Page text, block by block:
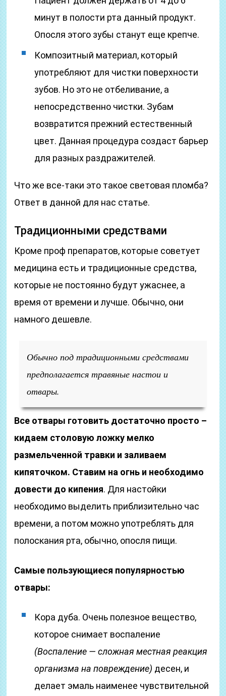
минут в полости рта данный продукт.
Опосля этого зубы станут еще крепче.
Композитный материал, который
употребляют для чистки поверхности
зубов. Но это не отбеливание, а
непосредственно чистки. Зубам
возвратится прежний естественный
цвет. Данная процедура создаст барьер
для разных раздражителей.
Что же все-таки это такое световая пломба?
Ответ в данной для нас статье.
Традиционными средствами
Кроме проф препаратов, которые советует
медицина есть и традиционные средства,
которые не постоянно будут ужаснее, а
время от времени и лучше. Обычно, они
намного дешевле.
Обычно под традиционными средствами
предполагается травяные настои и
отвары.
Все отвары готовить достаточно просто –
кидаем столовую ложку мелко
размельченной травки и заливаем
кипяточком. Ставим на огнь и необходимо
довести до кипения. Для настойки
необходимо выделить приблизительно час
времени, а потом можно употреблять для
полоскания рта, обычно, опосля пищи.
Самые пользующиеся популярностью
отвары:
Кора дуба. Очень полезное вещество,
которое снимает воспаление
(Воспаление — сложная местная реакция
организма на повреждение) десен, и
делает эмаль наименее чувствительной